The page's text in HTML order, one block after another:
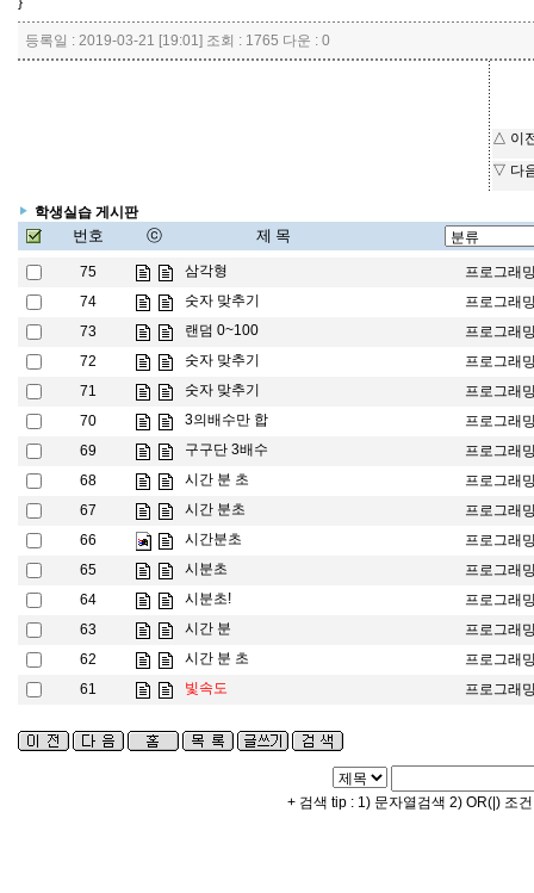
등록일 : 2019-03-21 [19:01] 조회 : 1765 다운 : 0
△ 이
▽ 다
학생실습 게시판
번호 ⓒ 제 목
75 삼각형
프로그래
74
숫자 맞추기
프로그래
73
랜덤 0~100
프로그래
72
숫자 맞추기
프로그래
71
숫자 맞추기
프로그래
70
3의배수만 합
프로그래
69
구구단 3배수
프로그래
68
시간 분 초
프로그래
67
시간 분초
프로그래
66
시간분초
프로그래
65
시분초
프로그래
64
시분초!
프로그래
63
시간 분
프로그래
62
시간 분 초
프로그래
61
빛속도 프로그래
+ 검색 tip : 1) 문자열검색 2) OR(|) 조